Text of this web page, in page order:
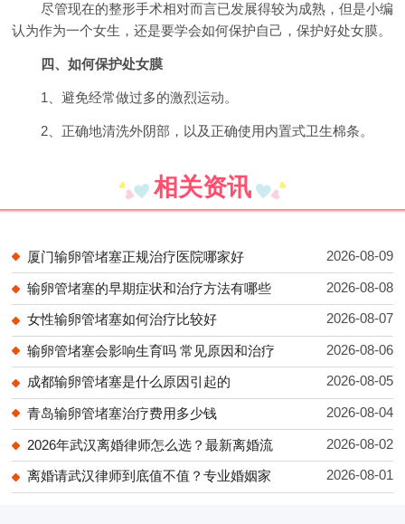
尽管现在的整形手术相对而言已发展得较为成熟，但是小编
认为作为一个女生，还是要学会如何保护自己，保护好处女膜。
四、如何保护处女膜
1、避免经常做过多的激烈运动。
2、正确地清洗外阴部，以及正确使用内置式卫生棉条。
相关资讯
厦门输卵管堵塞正规治疗医院哪家好 2026-08-09
输卵管堵塞的早期症状和治疗方法有哪些 2026-08-08
女性输卵管堵塞如何治疗比较好 2026-08-07
输卵管堵塞会影响生育吗 常见原因和治疗 2026-08-06
成都输卵管堵塞是什么原因引起的 2026-08-05
青岛输卵管堵塞治疗费用多少钱 2026-08-04
2026年武汉离婚律师怎么选？最新离婚流 2026-08-02
离婚请武汉律师到底值不值？专业婚姻家 2026-08-01